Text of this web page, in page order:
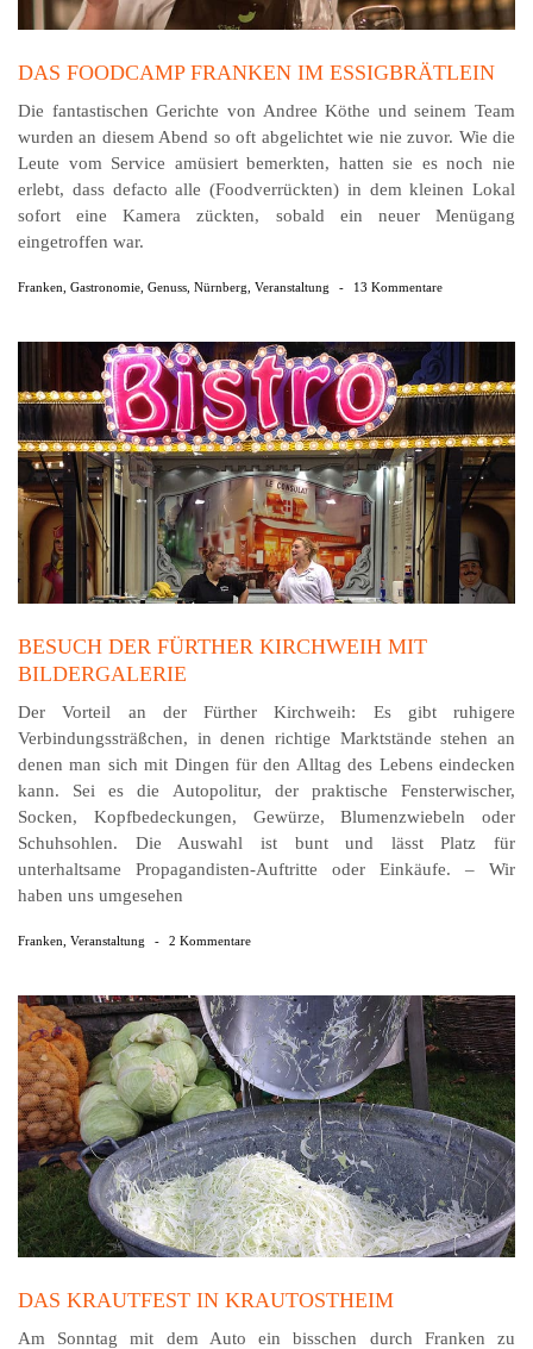
DAS FOODCAMP FRANKEN IM ESSIGBRÄTLEIN
Die fantastischen Gerichte von Andree Köthe und seinem Team
wurden an diesem Abend so oft abgelichtet wie nie zuvor. Wie die
Leute vom Service amüsiert bemerkten, hatten sie es noch nie
erlebt, dass defacto alle (Foodverrückten) in dem kleinen Lokal
sofort eine Kamera zückten, sobald ein neuer Menügang
eingetroffen war.
Franken Gastronomie Genuss Nürnberg Veranstaltung - 13 Kommentare
BESUCH DER FÜRTHER KIRCHWEIH MIT
BILDERGALERIE
Der Vorteil an der Fürther Kirchweih: Es gibt ruhigere
Verbindungssträßchen, in denen richtige Marktstände stehen an
denen man sich mit Dingen für den Alltag des Lebens eindecken
kann. Sei es die Autopolitur, der praktische Fensterwischer,
Socken, Kopfbedeckungen, Gewürze, Blumenzwiebeln oder
Schuhsohlen. Die Auswahl ist bunt und lässt Platz für
unterhaltsame Propagandisten-Auftritte oder Einkäufe. – Wir
haben uns umgesehen
Franken Veranstaltung - 2 Kommentare
DAS KRAUTFEST IN KRAUTOSTHEIM
Am Sonntag mit dem Auto ein bisschen durch Franken zu